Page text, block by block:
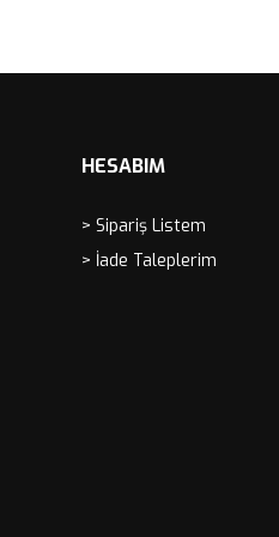
HESABIM
> Sipariş Listem
> İade Taleplerim